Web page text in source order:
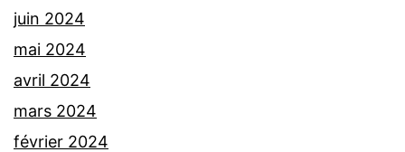
juin 2024
mai 2024
avril 2024
mars 2024
février 2024